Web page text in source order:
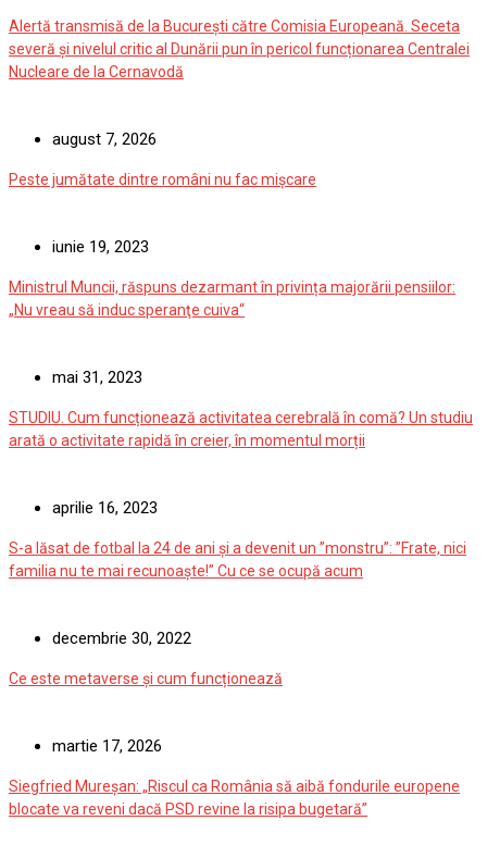
Alertă transmisă de la București către Comisia Europeană. Seceta
severă și nivelul critic al Dunării pun în pericol funcționarea Centralei
Nucleare de la Cernavodă
august 7, 2026
Peste jumătate dintre români nu fac mișcare
iunie 19, 2023
Ministrul Muncii, răspuns dezarmant în privința majorării pensiilor:
„Nu vreau să induc speranţe cuiva“
mai 31, 2023
STUDIU. Cum funcționează activitatea cerebrală în comă? Un studiu
arată o activitate rapidă în creier, în momentul morții
aprilie 16, 2023
S-a lăsat de fotbal la 24 de ani și a devenit un ”monstru”: ”Frate, nici
familia nu te mai recunoaște!” Cu ce se ocupă acum
decembrie 30, 2022
Ce este metaverse și cum funcționează
martie 17, 2026
Siegfried Mureșan: „Riscul ca România să aibă fondurile europene
blocate va reveni dacă PSD revine la risipa bugetară”